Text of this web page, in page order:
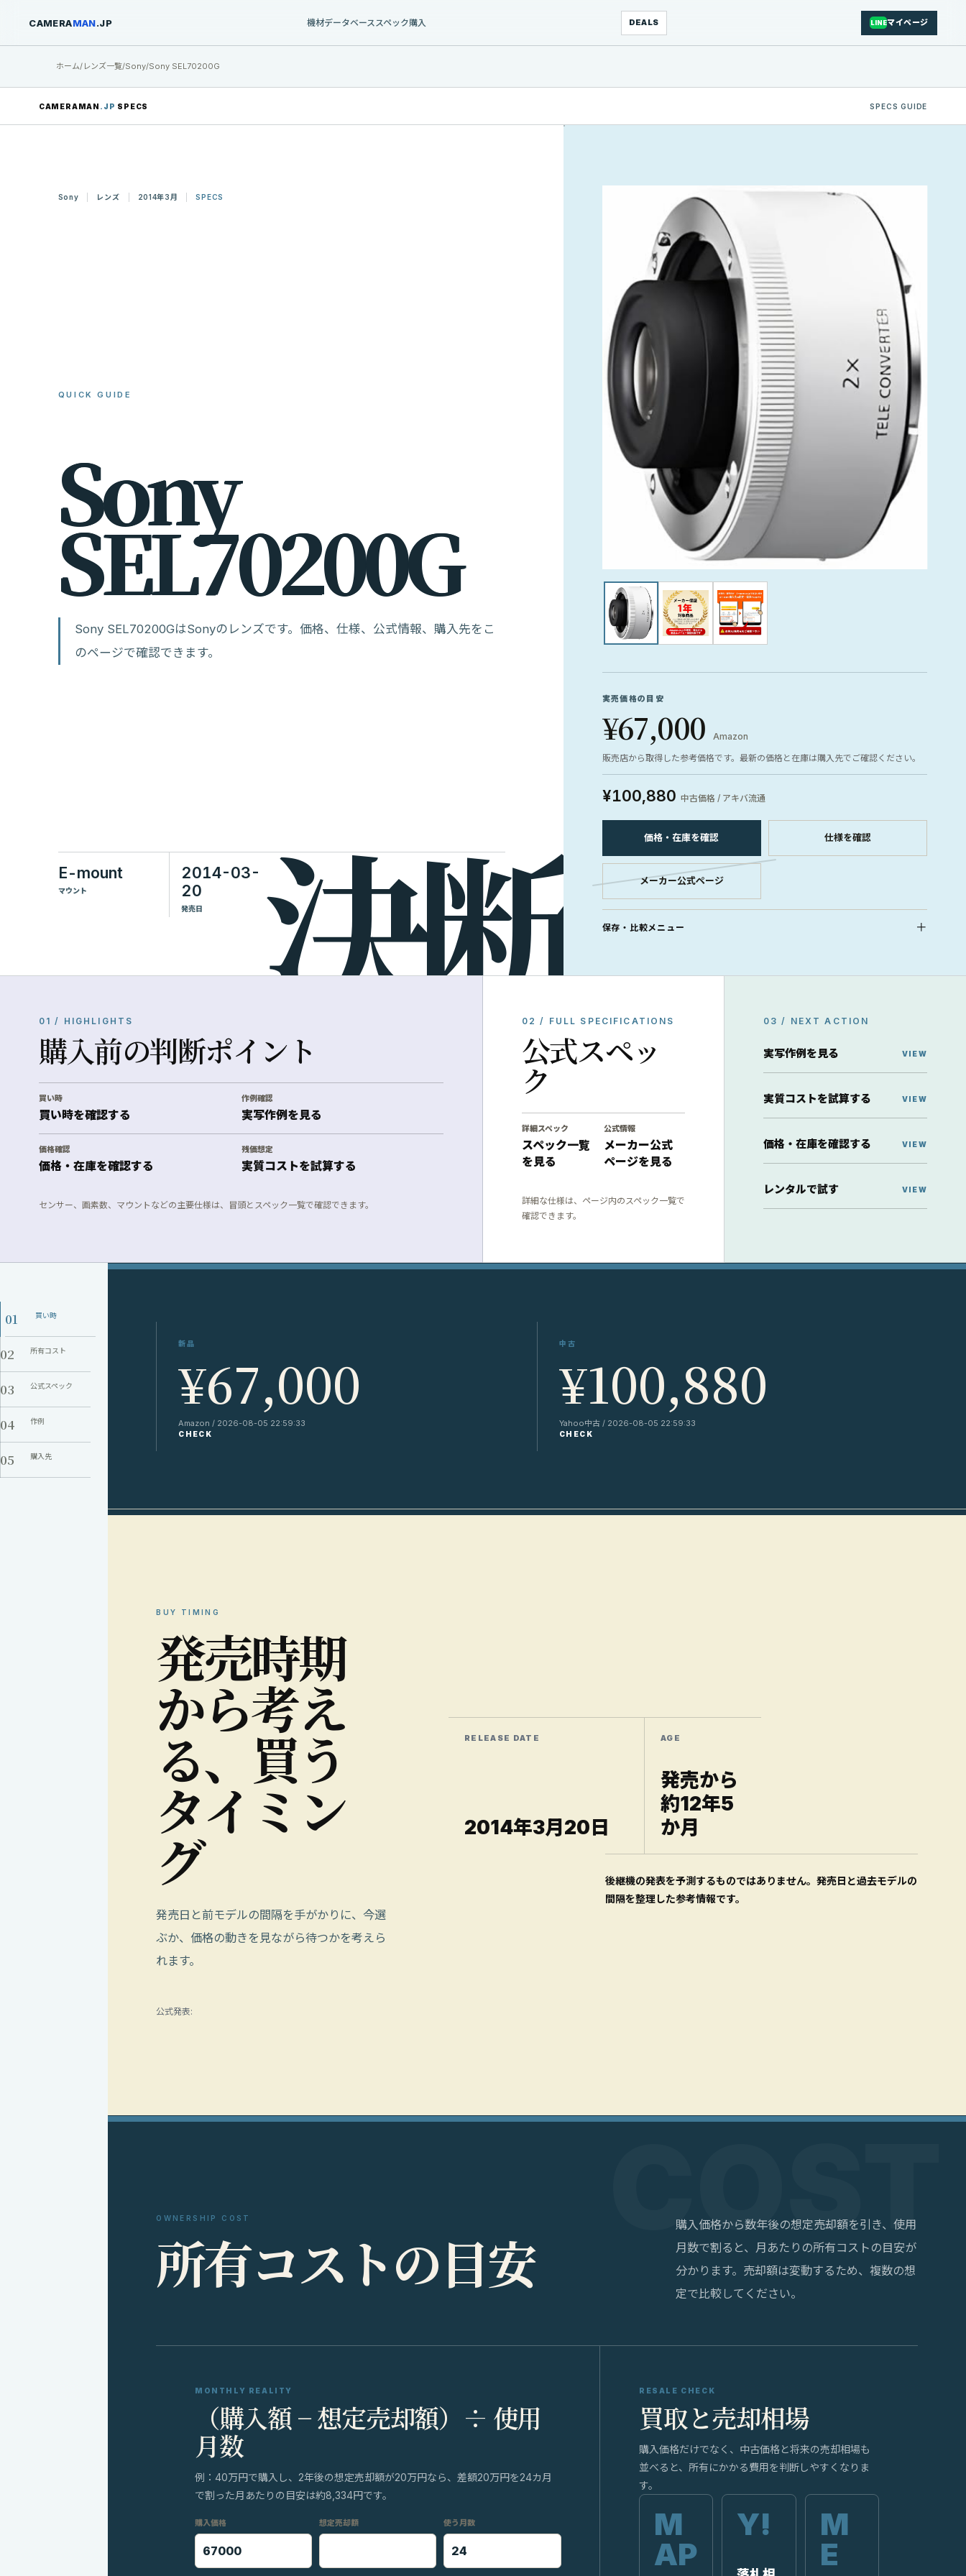
CAMERAMAN.JP 機材データベーススペック購入 DEALS LINEマイページ
ホーム/レンズ一覧/Sony/Sony SEL70200G
CAMERAMAN .JP SPECS SPECS GUIDE
Sony レンズ 2014年3月 SPECS
QUICK GUIDE
Sony
SEL70200G
Sony SEL70200GはSonyのレンズです。価格、仕様、公式情報、購入先をこ
のページで確認できます。
E-mount
マウント
2014-03-
20
発売日
実売価格の目安
¥67,000
Amazon
販売店から取得した参考価格です。最新の価格と在庫は購入先でご確認ください。
¥100,880 中古価格 / アキバ流通
価格・在庫を確認 仕様を確認
メーカー公式ページ
保存・比較メニュー
01 / HIGHLIGHTS
購入前の判断ポイント
買い時
買い時を確認する
作例確認
実写作例を見る
価格確認
価格・在庫を確認する
残価想定
実質コストを試算する
センサー、画素数、マウントなどの主要仕様は、冒頭とスペック一覧で確認できます。
02 / FULL SPECIFICATIONS
公式スペッ
ク
詳細スペック
スペック一覧
を見る
公式情報
メーカー公式
ページを見る
詳細な仕様は、ページ内のスペック一覧で
確認できます。
03 / NEXT ACTION
実写作例を見る
実質コストを試算する
価格・在庫を確認する
レンタルで試す
01 買い時
02 所有コスト
03 公式スペック
04 作例
05 購入先
新品
¥67,000
Amazon / 2026-08-05 22:59:33
CHECK
中古
¥100,880
Yahoo中古 / 2026-08-05 22:59:33
CHECK
BUY TIMING
発売時期
から考え
る、 買う
タイミン
グ
発売日と前モデルの間隔を手がかりに、今選
ぶか、価格の動きを見ながら待つかを考えら
れます。
公式発表:
RELEASE DATE
2014年3月20日
AGE
発売から
約12年5
か月
後継機の発表を予測するものではありません。発売日と過去モデルの
間隔を整理した参考情報です。
OWNERSHIP COST
所有コス トの目安
購入価格から数年後の想定売却額を引き、使用
月数で割ると、月あたりの所有コストの目安が
分かります。売却額は変動するため、複数の想
定で比較してください。
MONTHLY REALITY
（購入額 − 想定売却額）÷ 使用
月数
例：40万円で購入し、2年後の想定売却額が20万円なら、差額20万円を24カ月
で割った月あたりの目安は約8,334円です。
購入価格 想定売却額 使う月数
RESALE CHECK
買取と売却相場
購入価格だけでなく、中古価格と将来の売却相場も
並べると、所有にかかる費用を判断しやすくなりま
す。